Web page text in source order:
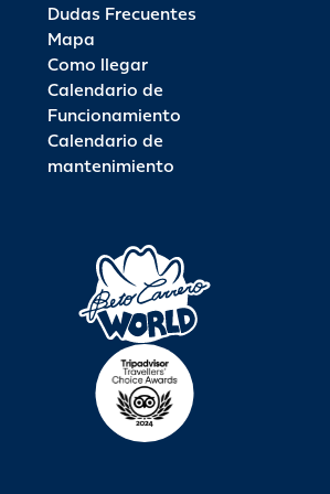
Dudas Frecuentes
Mapa
Como llegar
Calendario de
Funcionamiento
Calendario de
mantenimiento